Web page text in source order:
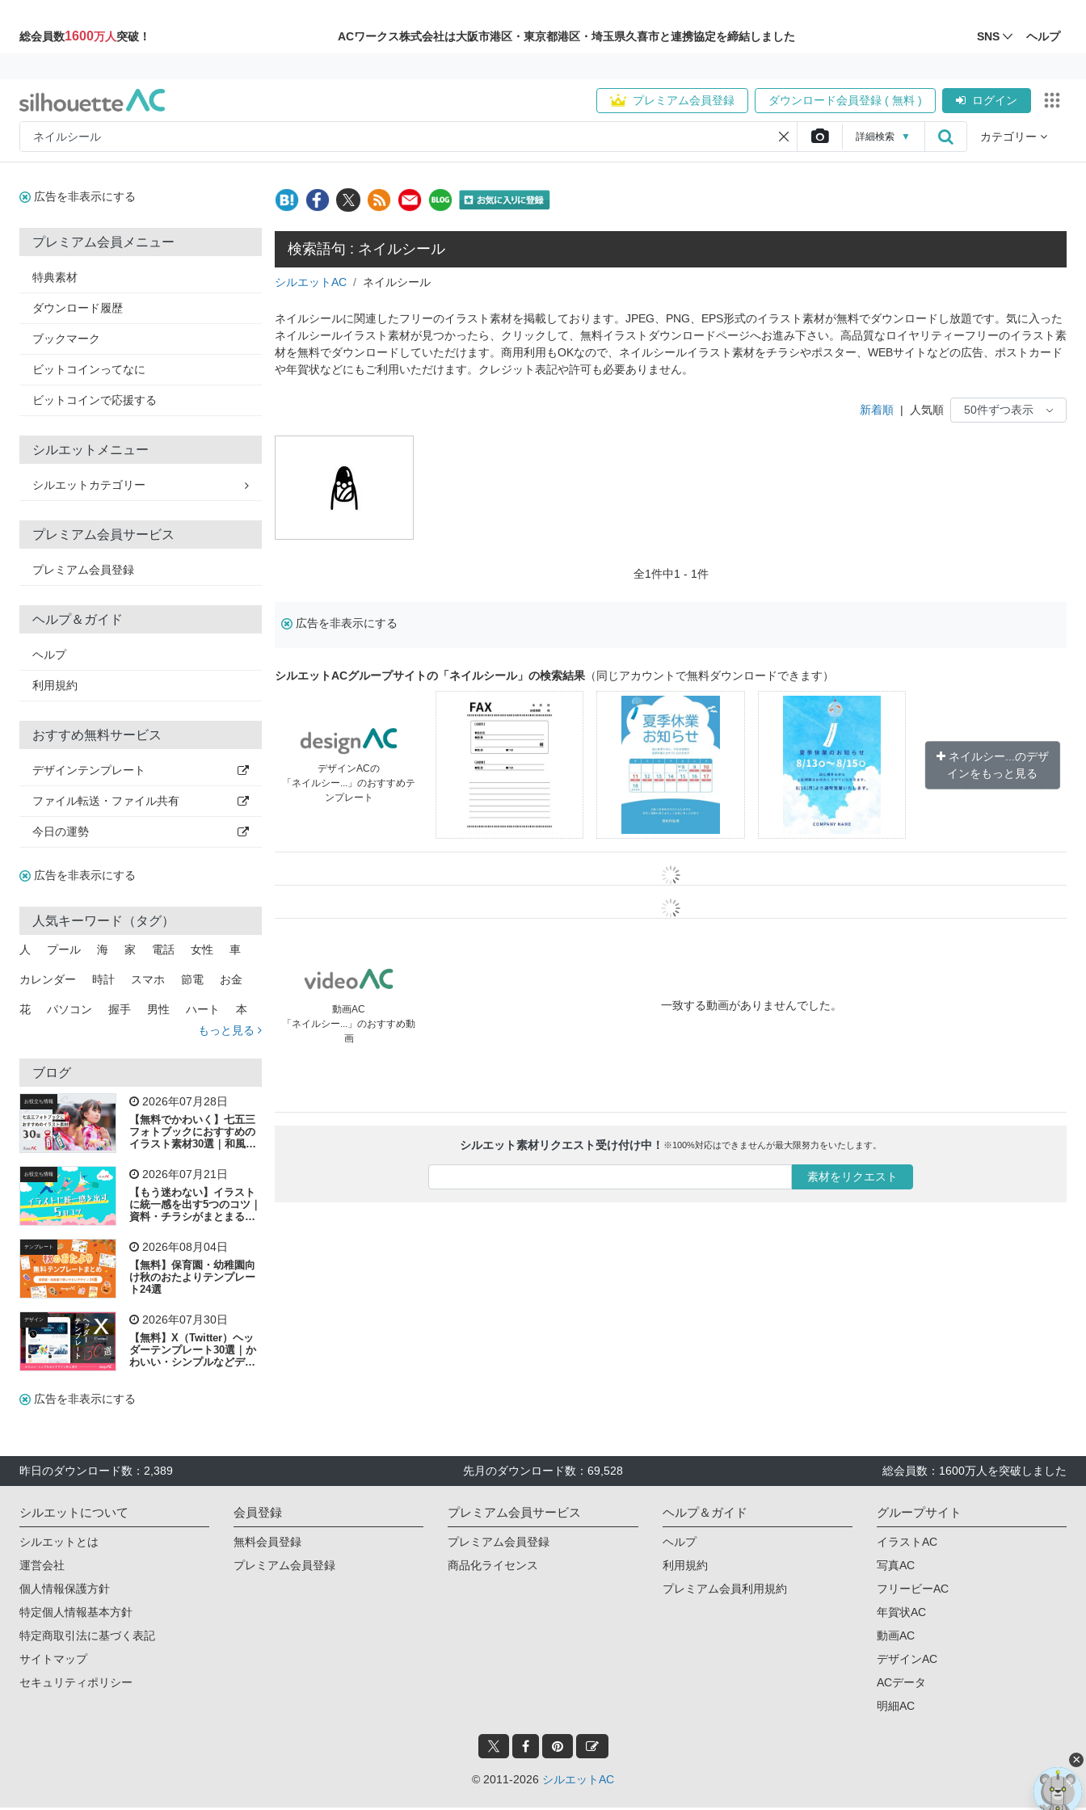
総会員数1600万人突破！ ACワークス株式会社は大阪市港区・東京都港区・埼玉県久喜市と連携協定を締結しました SNS ヘルプ
プレミアム会員登録 ダウンロード会員登録 ( 無料 ) ログイン
詳細検索 ▼ カテゴリー
広告を非表示にする
プレミアム会員メニュー
特典素材
ダウンロード履歴
ブックマーク
ビットコインってなに
ビットコインで応援する
シルエットメニュー
シルエットカテゴリー
プレミアム会員サービス
プレミアム会員登録
ヘルプ＆ガイド
ヘルプ
利用規約
おすすめ無料サービス
デザインテンプレート
ファイル転送・ファイル共有
今日の運勢
広告を非表示にする
人気キーワード（タグ）
人 プール 海 家 電話 女性 車
カレンダー 時計 スマホ 節電 お金
花 パソコン 握手 男性 ハート 本
トラック 木
吹き出し
飛行機 グラフ ビル 魚 家族 書類
歩く 工場 会社 太陽 キラキラ
子供 作業員 相談 ピクトグラム
もっと見る
ブログ
お役立ち情報 2026年07月28日
【無料でかわいく】七五三
フォトブックにおすすめの
イラスト素材30選｜和風の
お役立ち情報 2026年07月21日
【もう迷わない】イラスト
に統一感を出す5つのコツ｜
資料・チラシがまとまるフ
テンプレート 2026年08月04日
【無料】保育園・幼稚園向
け秋のおたよりテンプレー
ト24選
デザイン 2026年07月30日
【無料】X（Twitter）ヘッ
ダーテンプレート30選｜か
わいい・シンプルなどデザ
広告を非表示にする
検索語句 : ネイルシール
シルエットAC ネイルシール
ネイルシールに関連したフリーのイラスト素材を掲載しております。JPEG、PNG、EPS形式のイラスト素材が無料でダウンロードし放題です。気に入った
ネイルシールイラスト素材が見つかったら、クリックして、無料イラストダウンロードページへお進み下さい。高品質なロイヤリティーフリーのイラスト素
材を無料でダウンロードしていただけます。商用利用もOKなので、ネイルシールイラスト素材をチラシやポスター、WEBサイトなどの広告、ポストカード
や年賀状などにもご利用いただけます。クレジット表記や許可も必要ありません。
新着順 | 人気順
全1件中1 - 1件
広告を非表示にする
シルエットACグループサイトの「ネイルシール」の検索結果 （同じアカウントで無料ダウンロードできます）
デザインACの
「ネイルシー...」のおすすめテ
ンプレート
ネイルシー...のデザ
インをもっと見る
動画AC
「ネイルシー...」のおすすめ動
画
一致する動画がありませんでした。
シルエット素材リクエスト受け付け中！ ※100%対応はできませんが最大限努力をいたします。
素材をリクエスト
昨日のダウンロード数：2,389 先月のダウンロード数：69,528 総会員数：1600万人を突破しました
シルエットについて
シルエットとは
運営会社
個人情報保護方針
特定個人情報基本方針
特定商取引法に基づく表記
サイトマップ
セキュリティポリシー
会員登録
無料会員登録
プレミアム会員登録
プレミアム会員サービス
プレミアム会員登録
商品化ライセンス
ヘルプ＆ガイド
ヘルプ
利用規約
プレミアム会員利用規約
グループサイト
イラストAC
写真AC
フリービーAC
年賀状AC
動画AC
デザインAC
ACデータ
明細AC
© 2011-2026 シルエットAC
×